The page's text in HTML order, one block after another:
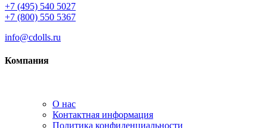
+7 (495) 540 5027
+7 (800) 550 5367
info@cdolls.ru
Компания
О нас
Контактная информация
Политика конфиденциальности